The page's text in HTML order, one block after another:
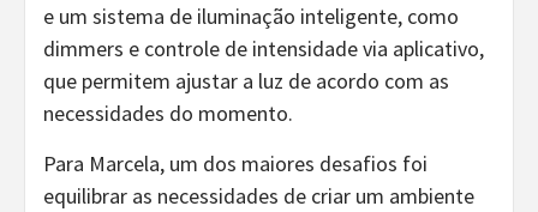
e um sistema de iluminação inteligente, como
dimmers e controle de intensidade via aplicativo,
que permitem ajustar a luz de acordo com as
necessidades do momento.
Para Marcela, um dos maiores desafios foi
equilibrar as necessidades de criar um ambiente